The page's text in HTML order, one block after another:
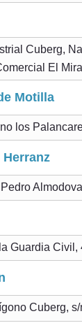
Cuberg,
El
Motilla
los
Guardia Civil,
Cuberg, s/